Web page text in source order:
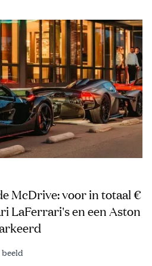
McDrive: voor in totaal €
LaFerrari's en een Aston